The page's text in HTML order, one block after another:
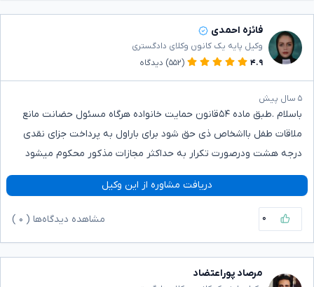
فائزه احمدی
وکیل پایه یک کانون وکلای دادگستری
۴.۹
(۵۵۲) دیدگاه
۵ سال پیش
باسلام .طبق ماده ۵۴قانون حمایت خانواده هرگاه مسئول حضانت مانع
ملاقات طفل بااشخاص ذی حق شود برای باراول به پرداخت جزای نقدی
درجه هشت ودرصورت تکرار به حداکثر مجازات مذکور محکوم میشود
دریافت مشاوره از این وکیل
۰ مشاهده دیدگاه‌ها ( ۰
مرصاد پوراعتضاد